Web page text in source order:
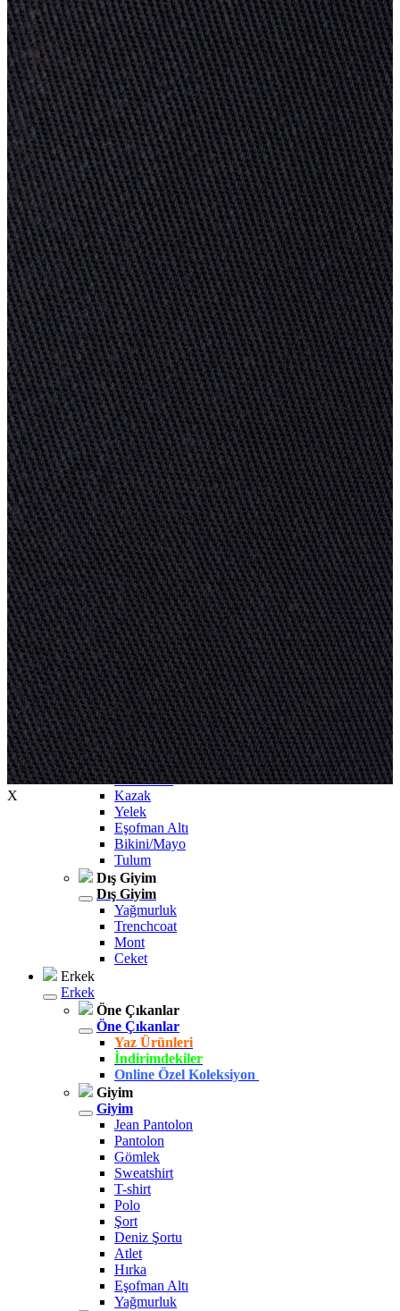
Atlet
Elbise
Eşofman Altı
Mont
Kazak
Yelek
Yağmurluk
Trenchcoat
Kaban
ERKEK
ERKEK
Jean Pantolon
Pantolon
Sweatshirt
Gömlek
Ceket
Eşofman Altı
T-shirt
Polo K.Kol
Hırka
Kazak
Mont
Kaban
Trenchcoat
Kadın
Kadın
Öne Çıkanlar
Öne Çıkanlar
Yaz Ürünleri
İndirimdekiler
Giyim
Giyim
Jean Pantolon
Pantolon
Gömlek
T-shirt
Polo T-shirt
Bluz
Etek
Elbise
Şort
Kapri
Atlet
Top
Sweatshirt
Kazak
Yelek
Eşofman Altı
Bikini/Mayo
Tulum
Dış Giyim
Dış Giyim
Yağmurluk
Trenchcoat
Mont
Ceket
Erkek
Erkek
Öne Çıkanlar
Öne Çıkanlar
Yaz Ürünleri
İndirimdekiler
Online Özel Koleksiyon
Giyim
Giyim
Jean Pantolon
Pantolon
Gömlek
Sweatshirt
T-shirt
Polo
Şort
Deniz Şortu
Atlet
Hırka
Eşofman Altı
Yağmurluk
X